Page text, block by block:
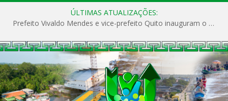
ÚLTIMAS ATUALIZAÇÕES:
Prefeito Vivaldo Mendes e vice-prefeito Quito inauguram o CAPS e fortalecem a saúde pública em Anajás.